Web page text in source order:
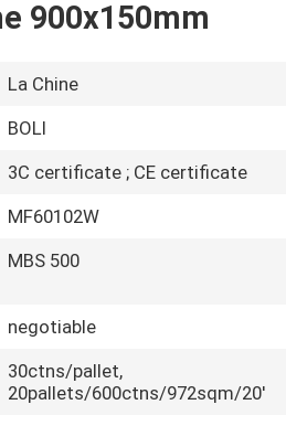
900x150mm
La Chine
BOLI
3C certificate ; CE certificate
MF60102W
MBS 500
negotiable
30ctns/pallet,
20pallets/600ctns/972sqm/20'